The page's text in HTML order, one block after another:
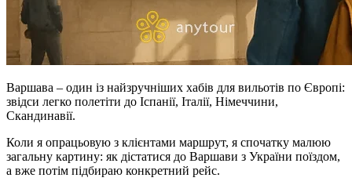
Варшава – один із найзручніших хабів для вильотів по Європі:
звідси легко полетіти до Іспанії, Італії, Німеччини,
Скандинавії.
Коли я опрацьовую з клієнтами маршрут, я спочатку малюю
загальну картину: як дістатися до Варшави з України поїздом,
а вже потім підбираю конкретний рейс.